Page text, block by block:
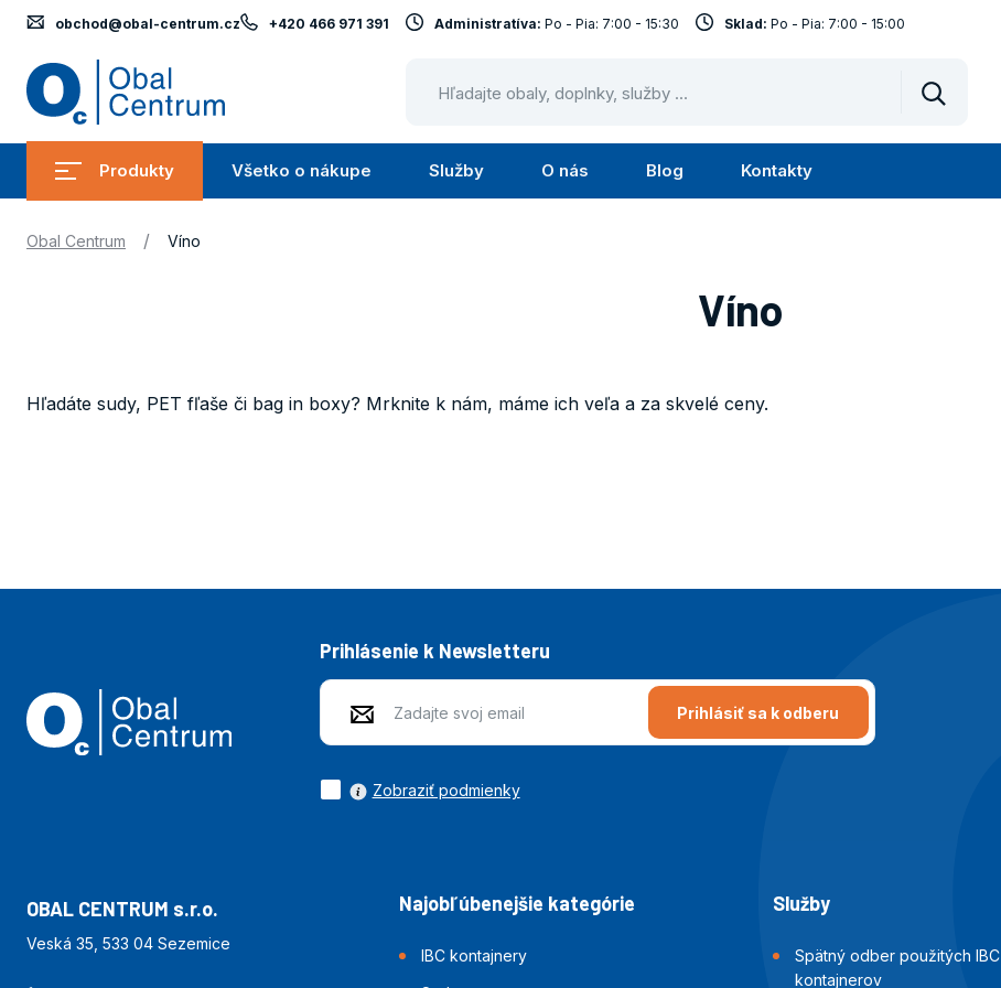
Vyhledat
Produkty
Submenu
Všetko o nákupe
Submenu
Služby
Submenu
O nás
Submenu
Blog Kontakty
obchod@obal-centrum.cz +420 466 971 391 Administratíva: Po - Pia: 7:00 - 15:30 Sklad: Po - Pia: 7:00 - 15:00
Obal Centrum / Víno
Víno
Hľadáte sudy, PET fľaše či bag in boxy? Mrknite k nám, máme ich veľa a za skvelé ceny.
Prihlásenie k Newsletteru
Prihlásiť sa k odberu
Zobraziť podmienky
OBAL CENTRUM s.r.o.
Veská 35, 533 04 Sezemice
Najobľúbenejšie kategórie
IBC kontajnery
Služby
Spätný odber použitých IBC
kontajnerov